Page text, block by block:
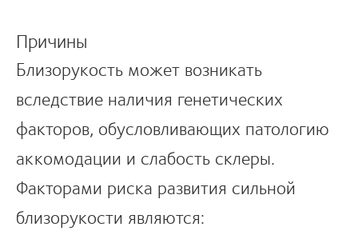
Причины
Близорукость может возникать
вследствие наличия генетических
факторов, обусловливающих патологию
аккомодации и слабость склеры.
Факторами риска развития сильной
близорукости являются: